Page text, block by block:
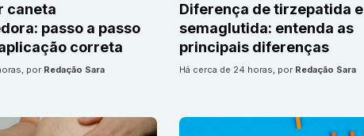
caneta
passo a passo
correta
, por Redação Sara
Diferença de tirzepatida e
semaglutida: entenda as
principais diferenças
há cerca de 24 horas, por Redação Sara